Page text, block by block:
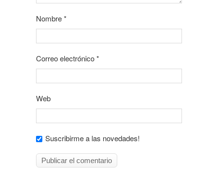
Nombre*
Correo electrónico*
Web
Suscribirme a las novedades!